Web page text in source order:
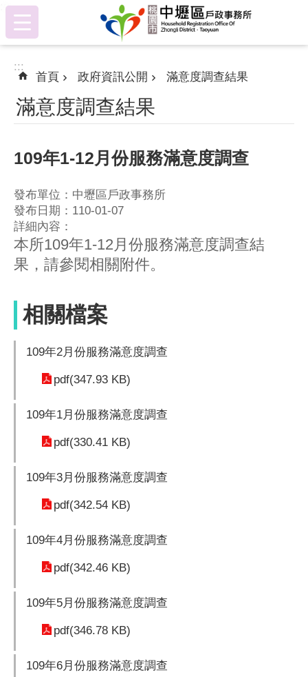
跳到主要內容區塊
:::
:::
首頁 政府資訊公開 滿意度調查結果
滿意度調查結果
109年1-12月份服務滿意度調查
發布單位：中壢區戶政事務所
發布日期：110-01-07
詳細內容：
本所109年1-12月份服務滿意度調查結
果，請參閱相關附件。
相關檔案
109年2月份服務滿意度調查
pdf(347.93 KB)
109年1月份服務滿意度調查
pdf(330.41 KB)
109年3月份服務滿意度調查
pdf(342.54 KB)
109年4月份服務滿意度調查
pdf(342.46 KB)
109年5月份服務滿意度調查
pdf(346.78 KB)
109年6月份服務滿意度調查